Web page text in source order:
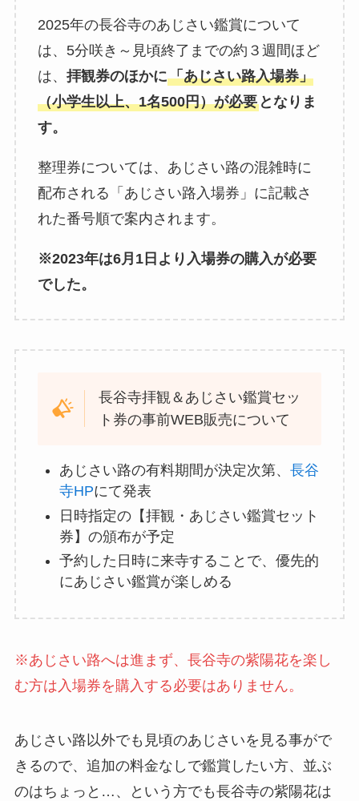
2025年の長谷寺のあじさい鑑賞について
は、5分咲き～見頃終了までの約３週間ほど
は、 拝観券のほかに「あじさい路入場券」
（小学生以上、1名500円）が必要となりま
す。
整理券については、あじさい路の混雑時に
配布される「あじさい路入場券」に記載さ
れた番号順で案内されます。
※2023年は6月1日より入場券の購入が必要
でした。
長谷寺拝観＆あじさい鑑賞セッ
ト券の事前WEB販売について
あじさい路の有料期間が決定次第、 長谷
寺HPにて発表
日時指定の【拝観・あじさい鑑賞セット
券】の頒布が予定
予約した日時に来寺することで、優先的
にあじさい鑑賞が楽しめる
※あじさい路へは進まず、長谷寺の紫陽花を楽し
む方は入場券を購入する必要はありません。
あじさい路以外でも見頃のあじさいを見る事がで
きるので、追加の料金なしで鑑賞したい方、並ぶ
のはちょっと…、という方でも長谷寺の紫陽花は